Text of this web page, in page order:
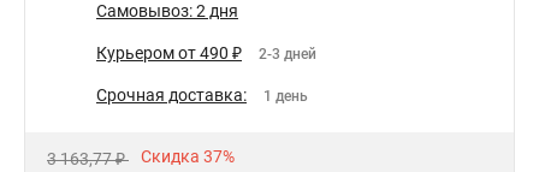
Самовывоз: 2 дня
Курьером от 490 ₽ 2-3 дней
Срочная доставка: 1 день
3 163,77 ₽ Скидка 37%